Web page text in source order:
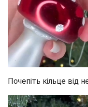
Почепіть кільце від